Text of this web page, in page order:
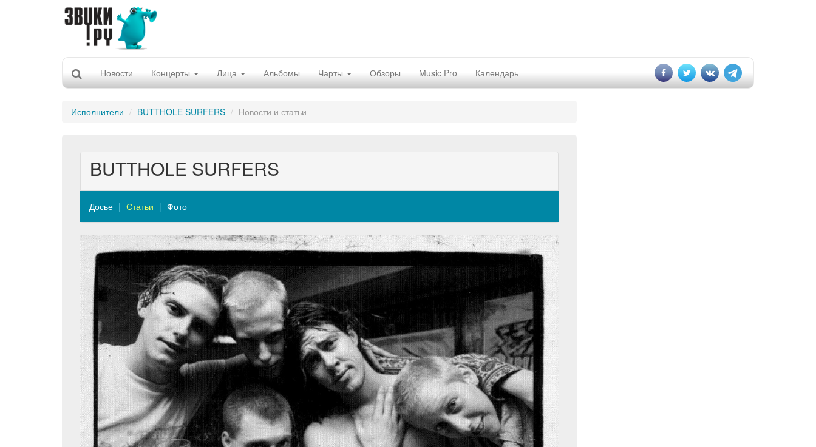
Новости Концерты Лица Альбомы Чарты Обзоры Music Pro Календарь
Исполнители BUTTHOLE SURFERS Новости и статьи
BUTTHOLE SURFERS
Досье Статьи Фото